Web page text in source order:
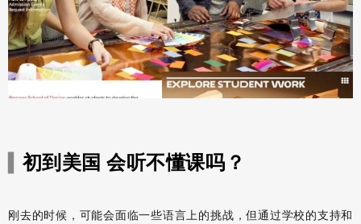
初到美国 会听不懂课吗？
刚去的时候，可能会面临一些语言上的挑战，但通过学校的支持和